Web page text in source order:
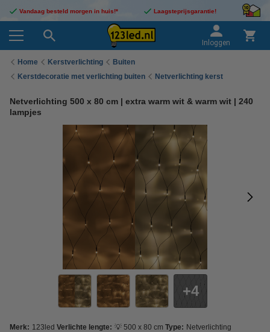
Vandaag besteld morgen in huis!* Laagsteprijsgarantie!
Inloggen
Home Kerstverlichting
Buiten
Kerstdecoratie met verlichting buiten
Netverlichting kerst
Netverlichting 500 x 80 cm | extra warm wit & warm wit | 240
lampjes
4
Merk: 123led Verlichte lengte: 💡 500 x 80 cm Type: Netverlichting